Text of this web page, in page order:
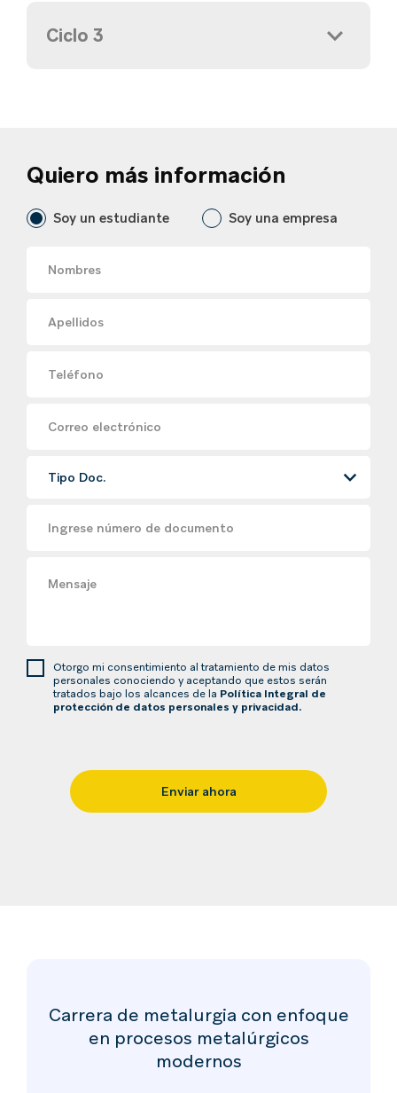
Ciclo 3
Quiero más información
Soy un estudiante Soy una empresa
Nombres
Apellidos
Teléfono
Correo electrónico
Ingrese número de documento
Mensaje
Otorgo mi consentimiento al tratamiento de mis datos
personales conociendo y aceptando que estos serán
tratados bajo los alcances de la Política Integral de
protección de datos personales y privacidad.
Enviar ahora
Carrera de metalurgia con enfoque
en procesos metalúrgicos
modernos